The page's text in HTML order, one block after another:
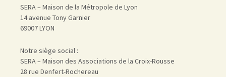
SERA – Maison de la Métropole de Lyon
14 avenue Tony Garnier
69007 LYON
Notre siège social :
SERA – Maison des Associations de la Croix-Rousse
28 rue Denfert-Rochereau